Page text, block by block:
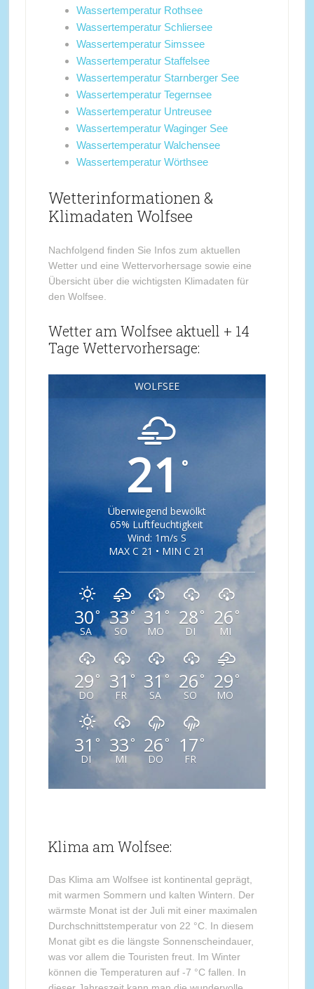
Wassertemperatur Rothsee
Wassertemperatur Schliersee
Wassertemperatur Simssee
Wassertemperatur Staffelsee
Wassertemperatur Starnberger See
Wassertemperatur Tegernsee
Wassertemperatur Untreusee
Wassertemperatur Waginger See
Wassertemperatur Walchensee
Wassertemperatur Wörthsee
Wetterinformationen &
Klimadaten Wolfsee
Nachfolgend finden Sie Infos zum aktuellen
Wetter und eine Wettervorhersage sowie eine
Übersicht über die wichtigsten Klimadaten für
den Wolfsee.
Wetter am Wolfsee aktuell + 14
Tage Wettervorhersage:
WOLFSEE
21 °
Überwiegend bewölkt
65% Luftfeuchtigkeit
Wind: 1m/s S
MAX C 21 • MIN C 21
30°
SA
33°
SO
31°
MO
28 °
DI
26 °
MI
29 °
DO
31 °
FR
31°
SA
26 °
SO
29 °
MO
31 °
DI
33 °
MI
26 °
DO
17 °
FR
Klima am Wolfsee:
Das Klima am Wolfsee ist kontinental geprägt,
mit warmen Sommern und kalten Wintern. Der
wärmste Monat ist der Juli mit einer maximalen
Durchschnittstemperatur von 22 °C. In diesem
Monat gibt es die längste Sonnenscheindauer,
was vor allem die Touristen freut. Im Winter
können die Temperaturen auf -7 °C fallen. In